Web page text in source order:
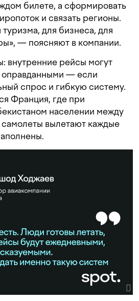
билете, а сформировать
и связать регионы.
для бизнеса, для
— поясняют в компании.
внутренние рейсы могут
оправданными — если
спрос и гибкую систему.
Франция, где при
населении между
вылетают каждые